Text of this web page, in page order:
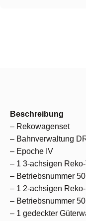
Beschreibung
– Rekowagenset
– Bahnverwaltung
– Epoche IV
– 1 3-achsigen
– Betriebsnummer
– 1 2-achsigen
– Betriebsnummer
– 1 gedeckter